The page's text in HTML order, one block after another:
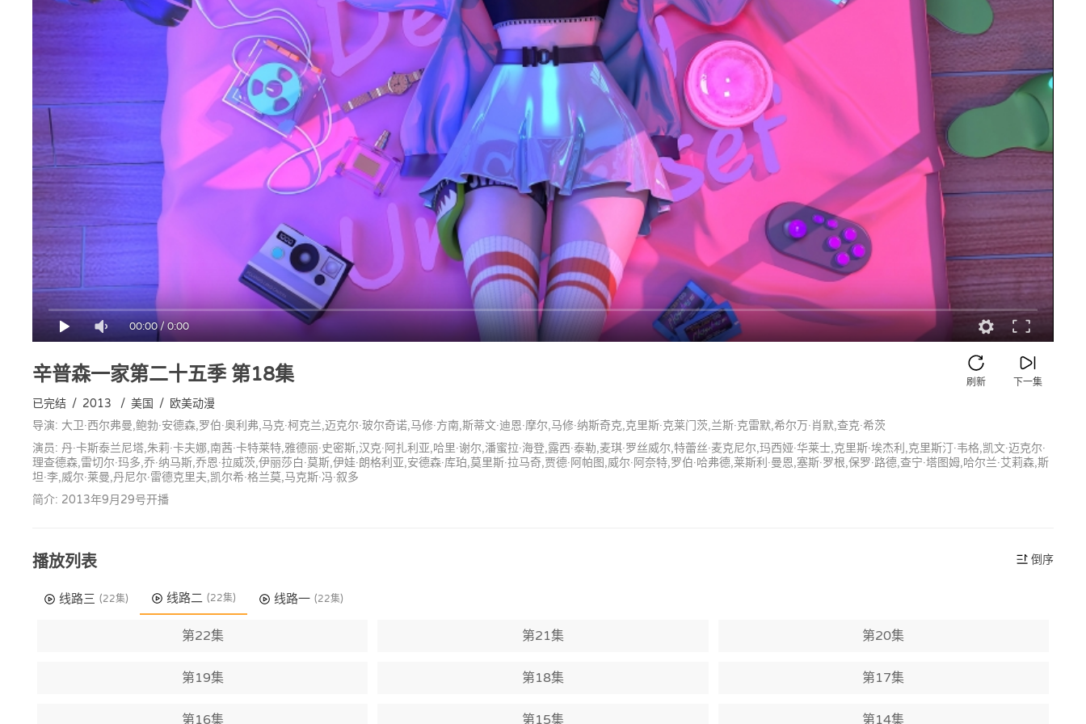
00:00/0:00
辛普森一家第二十五季第18集 下一集
刷新
已完结 / 2013 / 美国 / 欧美动漫
导演: 大卫·西尔弗曼,鲍勃·安德森,罗伯·奥利弗,马克·柯克兰,迈克尔·玻尔奇诺,马修·方南,斯蒂文·迪恩·摩尔,马修·纳斯奇克,克里斯·克莱门茨,兰斯·克雷默,希尔万·肖默,查克·希茨
演员: 丹·卡斯泰兰尼塔,朱莉·卡夫娜,南茜·卡特莱特,雅德丽·史密斯,汉克·阿扎利亚,哈里·谢尔,潘蜜拉·海登,露西·泰勒,麦琪·罗丝威尔,特蕾丝·麦克尼尔,玛西娅·华莱士,克里斯·埃杰利,克里斯汀·韦格,凯文·迈克尔·
理查德森,雷切尔·玛多,乔·纳马斯,乔恩·拉威茨,伊丽莎白·莫斯,伊娃·朗格利亚,安德森·库珀,莫里斯·拉马奇,贾德·阿帕图,威尔·阿奈特,罗伯·哈弗德,莱斯利·曼恩,塞斯·罗根,保罗·路德,查宁·塔图姆,哈尔兰·艾莉森,斯
坦·李,威尔·莱曼,丹尼尔·雷德克里夫,凯尔希·格兰莫,马克斯·冯·叙多
简介: 2013年9月29号开播
播放列表 倒序
线路三 (22集) 线路二 (22集) 线路一 (22集)
第22集 第21集 第20集
第19集 第18集 第17集
第16集 第15集 第14集